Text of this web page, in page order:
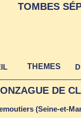
DE
(Seine-et-
TOMBES
THEMES